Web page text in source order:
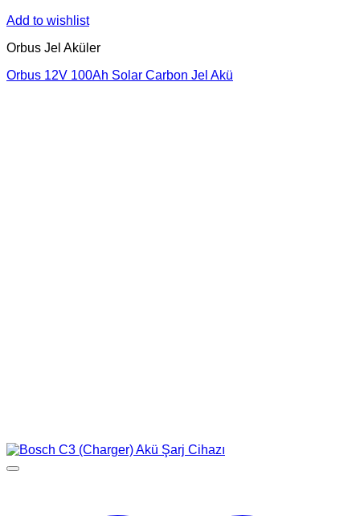
Add to wishlist
Orbus Jel Aküler
Orbus 12V 100Ah Solar Carbon Jel Akü